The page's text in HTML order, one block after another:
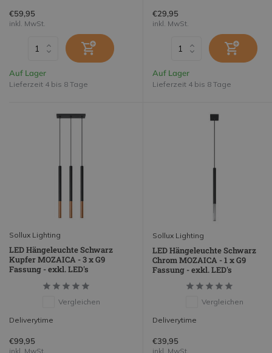
€59,95
inkl. MwSt.
Auf Lager
Lieferzeit 4 bis 8 Tage
€29,95
inkl. MwSt.
Auf Lager
Lieferzeit 4 bis 8 Tage
Sollux Lighting
LED Hängeleuchte Schwarz
Kupfer MOZAICA - 3 x G9
Fassung - exkl. LED's
Vergleichen
Deliverytime
€99,95
inkl. MwSt.
Sollux Lighting
LED Hängeleuchte Schwarz
Chrom MOZAICA - 1 x G9
Fassung - exkl. LED's
Vergleichen
Deliverytime
€39,95
inkl. MwSt.